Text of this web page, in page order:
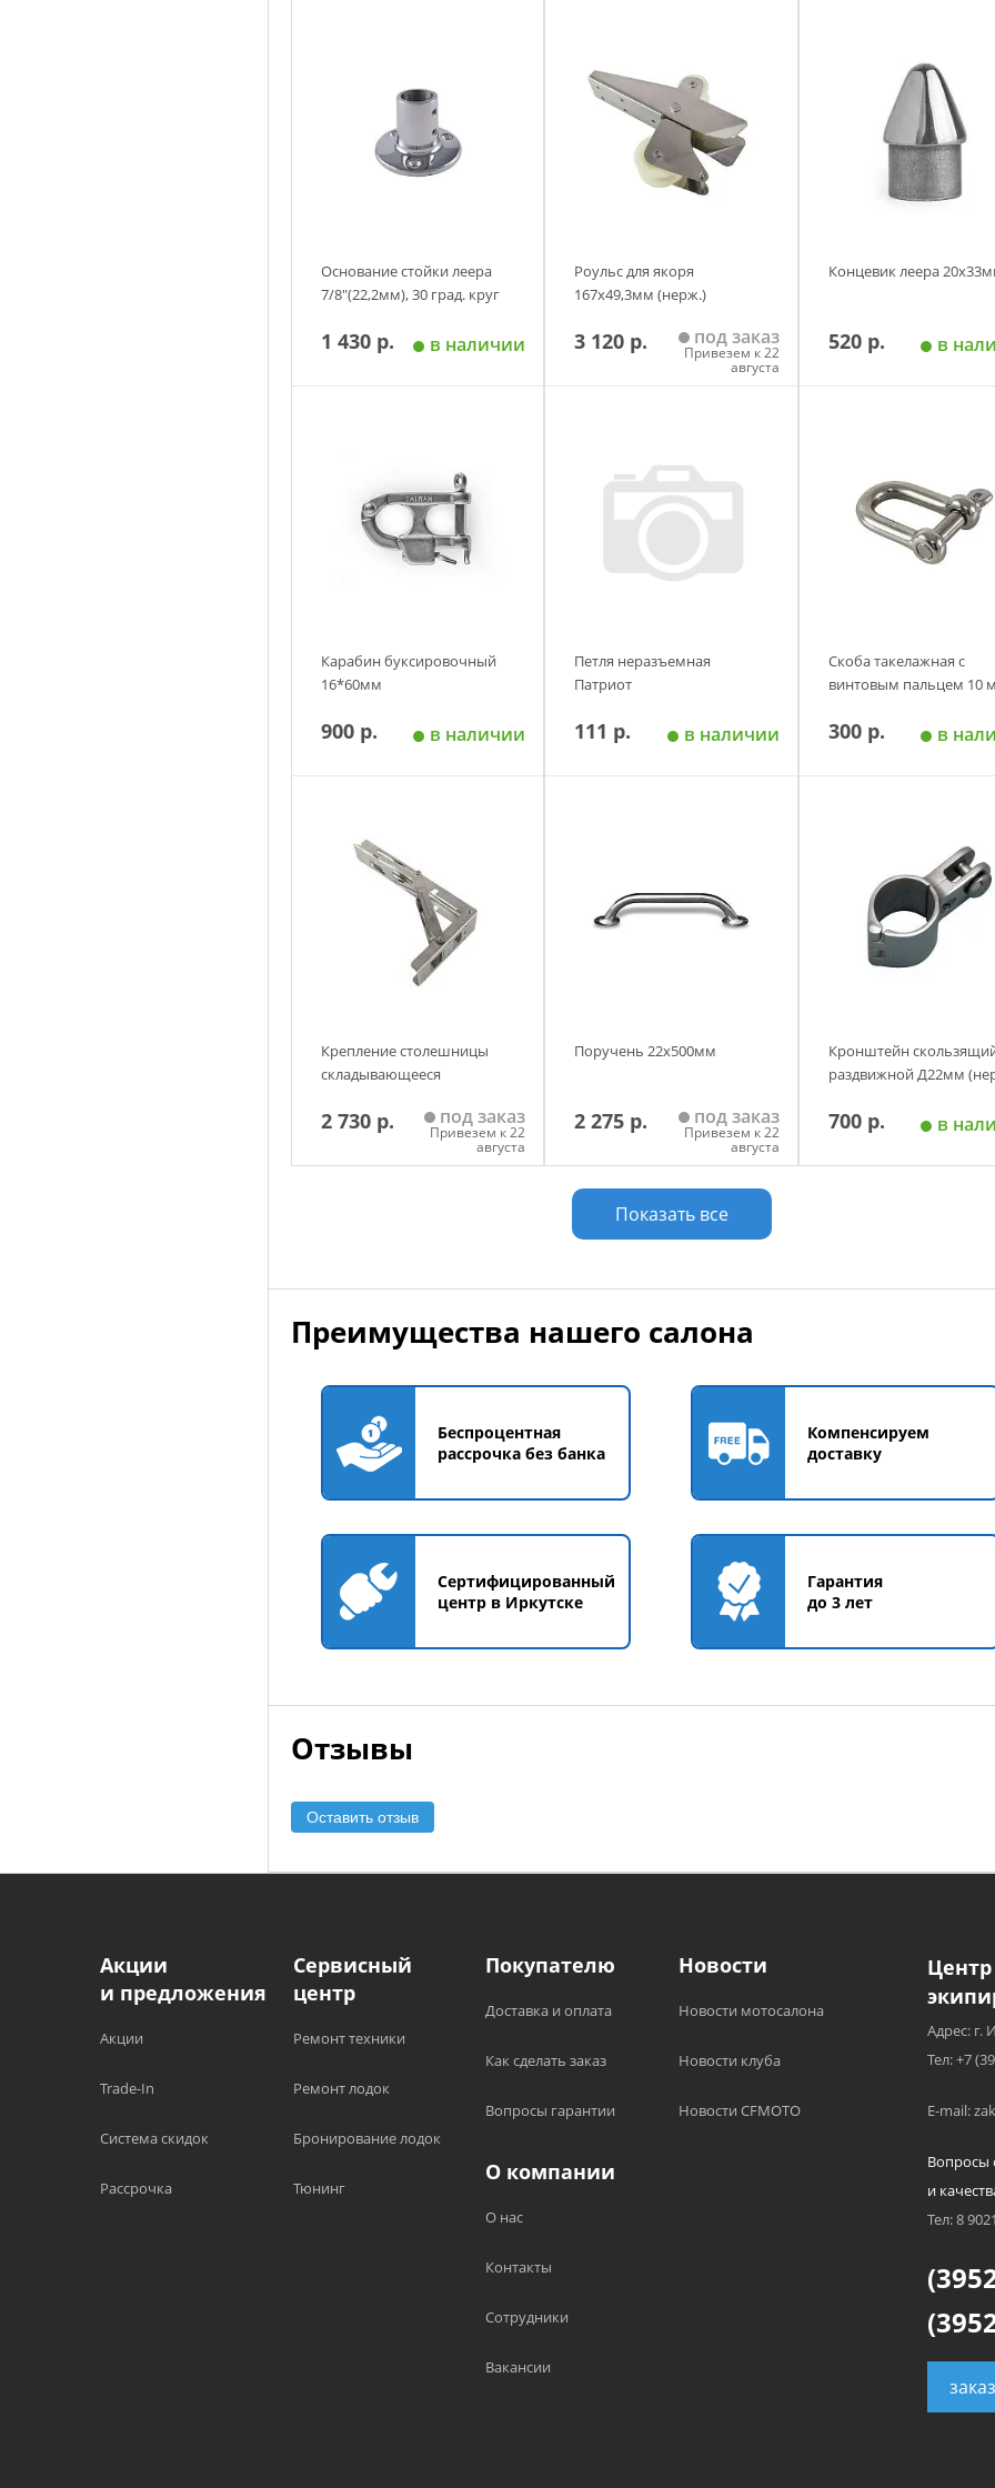
Основание стойки леера
7/8"(22,2мм), 30 град. круг
1 430 р. в наличии
Роульс для якоря
167х49,3мм (нерж.)
3 120 р. под заказ
Привезем к 22
августа
Концевик леера
520 р. в
Карабин буксировочный
16*60мм
900 р. в наличии
Петля неразъемная
Патриот
111 р. в наличии
Скоба такелажная с
винтовым пальцем 10
300 р. в
Крепление столешницы
складывающееся
2 730 р. под заказ
Привезем к 22
августа
Поручень 22х500мм
2 275 р. под заказ
Привезем к 22
августа
Добавить в корзину
Кронштейн
раздвижной Д22мм
700 р. в
Показать все
Преимущества нашего салона
Беспроцентная
рассрочка без банка
Компенсируем
доставку
Сертифицированный
центр в Иркутске
Гарантия
до 3 лет
Отзывы
Оставить отзыв
Акции
и предложения
Акции
Trade-In
Система скидок
Рассрочка
Сервисный
центр
Ремонт техники
Ремонт лодок
Бронирование лодок
Тюнинг
Покупателю
Доставка и оплата
Как сделать заказ
Вопросы гарантии
Новости
Новости мотосалона
Новости клуба
Новости CFMOTO
О компании
О нас
Контакты
Сотрудники
Вакансии
Адрес: г.
Тел: +7
E-mail:
Вопросы
и
Тел: 8